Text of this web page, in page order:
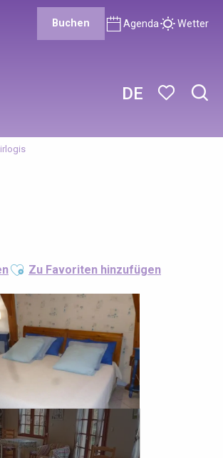
DE
Buchen Agenda Wetter
Ajouter aux favoris
Zu Favoriten hinzufügen